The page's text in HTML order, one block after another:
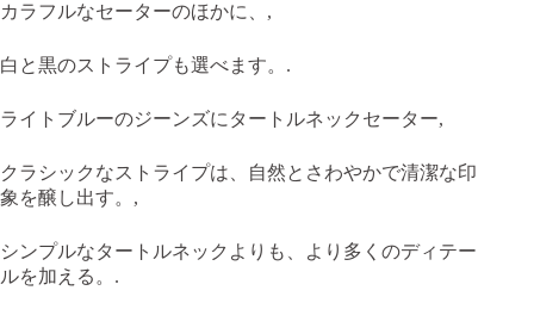
カラフルなセーターのほかに、,
白と黒のストライプも選べます。.
ライトブルーのジーンズにタートルネックセーター,
クラシックなストライプは、自然とさわやかで清潔な印
象を醸し出す。,
シンプルなタートルネックよりも、より多くのディテー
ルを加える。.